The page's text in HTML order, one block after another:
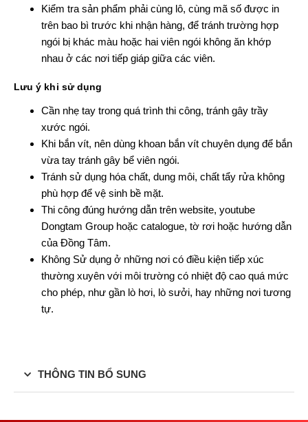
Kiểm tra sản phẩm phải cùng lô, cùng mã số được in
trên bao bì trước khi nhận hàng, để tránh trường hợp
ngói bị khác màu hoặc hai viên ngói không ăn khớp
nhau ở các nơi tiếp giáp giữa các viên.
Lưu ý khi sử dụng
Cần nhẹ tay trong quá trình thi công, tránh gây trầy
xước ngói.
Khi bắn vít, nên dùng khoan bắn vít chuyên dụng để bắn
vừa tay tránh gây bể viên ngói.
Tránh sử dụng hóa chất, dung môi, chất tẩy rửa không
phù hợp để vệ sinh bề mặt.
Thi công đúng hướng dẫn trên website, youtube
Dongtam Group hoặc catalogue, tờ rơi hoặc hướng dẫn
của Đồng Tâm.
Không Sử dụng ở những nơi có điều kiện tiếp xúc
thường xuyên với môi trường có nhiệt độ cao quá mức
cho phép, như gần lò hơi, lò sưởi, hay những nơi tương
tự.
THÔNG TIN BỔ SUNG